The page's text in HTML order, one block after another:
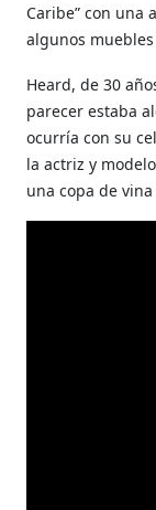
Caribe” con una
algunos
Heard, de 30
parecer estaba
ocurría con su
la actriz y
una copa de